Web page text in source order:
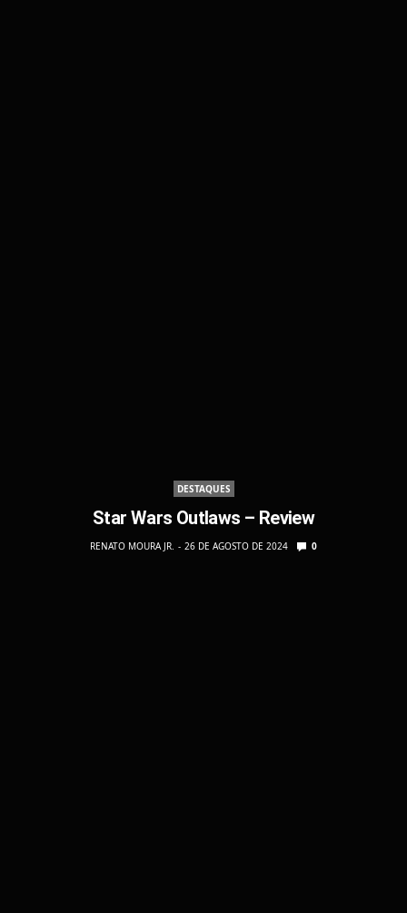
DESTAQUES
Star Wars Outlaws – Review
RENATO MOURA JR. 26 DE AGOSTO DE 2024 0